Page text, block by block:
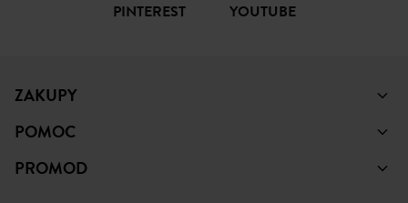
PINTEREST YOUTUBE
ZAKUPY
POMOC
PROMOD